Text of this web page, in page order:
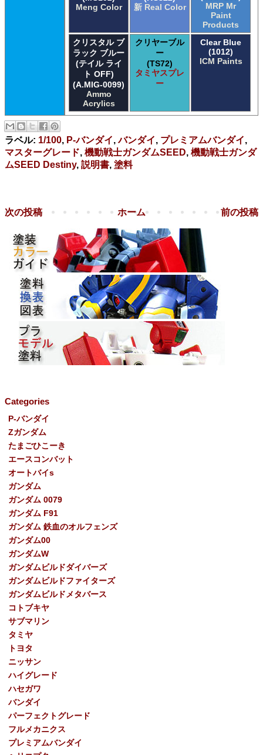
Meng Color
新 Real Color
MRP Mr
Paint
Products
クリスタル ブ
ラック ブルー
(テイル ライ
ト OFF)
(A.MIG-0099)
Ammo
Acrylics
クリヤーブル
ー
(TS72)
タミヤスプレ
ー
Clear Blue
(1012)
ICM Paints
ラベル: 1/100, P-バンダイ,バンダイ, プレミアムバンダイ,
マスターグレード, 機動戦士ガンダムSEED, 機動戦士ガンダ
ムSEED Destiny, 説明書, 塗料
次の投稿 前の投稿
ホーム
Categories
P-バンダイ
Ζガンダム
たまごひこーき
エースコンバット
オートバイs
ガンダム
ガンダム 0079
ガンダム F91
ガンダム 鉄血のオルフェンズ
ガンダム00
ガンダムW
ガンダムビルドダイバーズ
ガンダムビルドファイターズ
ガンダムビルドメタバース
コトブキヤ
サブマリン
タミヤ
トヨタ
ニッサン
ハイグレード
ハセガワ
バンダイ
パーフェクトグレード
フルメカニクス
プレミアムバンダイ